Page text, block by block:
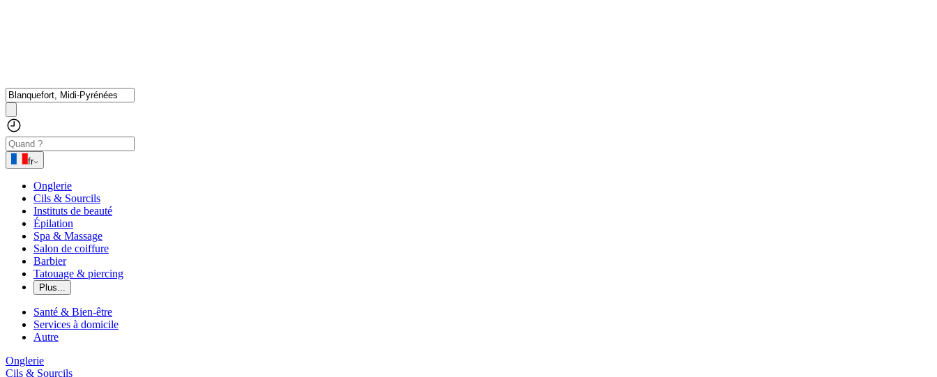
fr
Onglerie
Cils & Sourcils
Instituts de beauté
Épilation
Spa & Massage
Salon de coiffure
Barbier
Tatouage & piercing
Plus...
Santé & Bien-être
Services à domicile
Autre
Onglerie
Cils & Sourcils